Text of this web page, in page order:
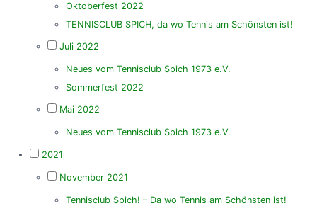
Oktoberfest 2022
TENNISCLUB SPICH, da wo Tennis am Schönsten ist!
Juli 2022
Neues vom Tennisclub Spich 1973 e.V.
Sommerfest 2022
Mai 2022
Neues vom Tennisclub Spich 1973 e.V.
2021
November 2021
Tennisclub Spich! – Da wo Tennis am Schönsten ist!